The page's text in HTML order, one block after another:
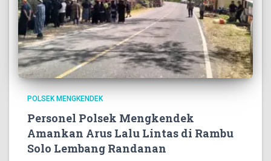
POLSEK MENGKENDEK
Personel Polsek Mengkendek
Amankan Arus Lalu Lintas di Rambu
Solo Lembang Randanan